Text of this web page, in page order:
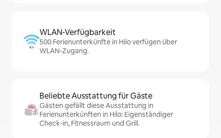
WLAN-Verfügbarkeit
500 Ferienunterkünfte in Hilo verfügen über
WLAN-Zugang.
Beliebte Ausstattung für Gäste
Gästen gefällt diese Ausstattung in
Ferienunterkünften in Hilo: Eigenständiger
Check-in, Fitnessraum und Grill.